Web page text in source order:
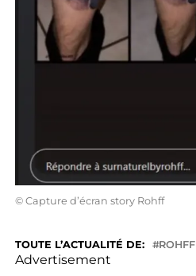
© Capture d’écran story Rohff
TOUTE L’ACTUALITÉ DE: ROHFF
Advertisement